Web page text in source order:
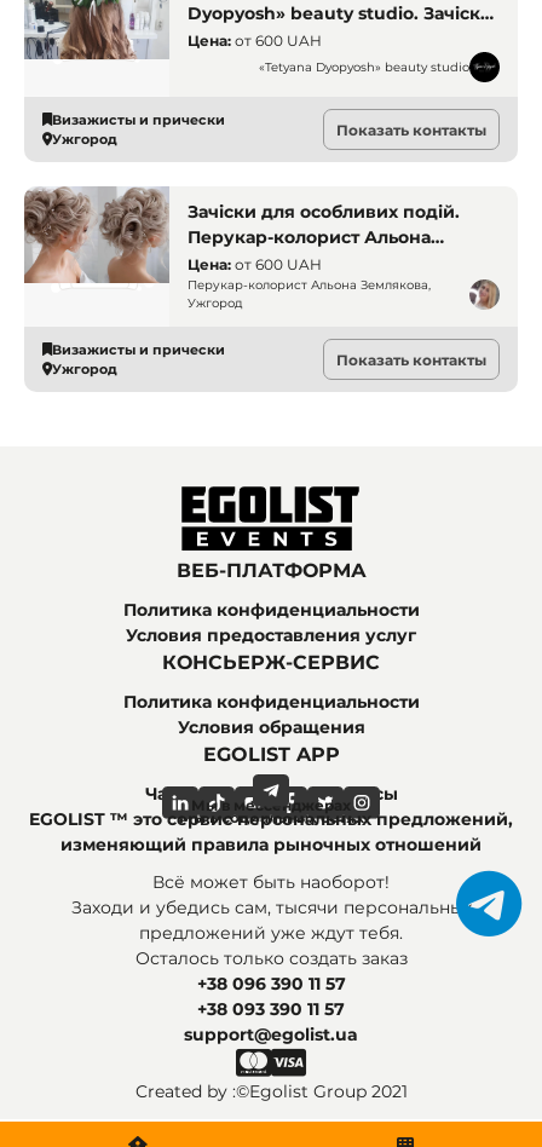
Dyopyosh» beauty studio. Зачіски
Ужгород
Цена: от 600 UAH
«Tetyana Dyopyosh» beauty studio
Визажисты и прически
Ужгород
Показать контакты
Зачіски для особливих подій.
Перукар-колорист Альона
Землякова, Ужгород. Зачіски
Ужгород
Цена: от 600 UAH
Перукар-колорист Альона Землякова,
Ужгород
Визажисты и прически
Ужгород
Показать контакты
ВЕБ-ПЛАТФОРМА
Политика конфиденциальности
Условия предоставления услуг
КОНСЬЕРЖ-СЕРВИС
Политика конфиденциальности
Условия обращения
EGOLIST APP
Часто задаваемые вопросы
Мы в социальных сетях
Мы в мессенджерах
EGOLIST ™ это сервис персональных предложений,
изменяющий правила рыночных отношений
Всё может быть наоборот!
Заходи и убедись сам, тысячи персональных
предложений уже ждут тебя.
Осталось только создать заказ
+38 096 390 11 57
+38 093 390 11 57
support@egolist.ua
Created by :©Egolist Group 2021